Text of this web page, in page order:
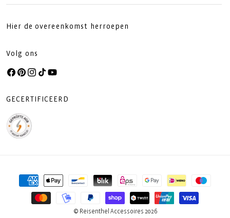
Hier de overeenkomst herroepen
Volg ons
Facebook
Pinterest
Instagram
TikTokYouTube
GECERTIFICEERD
Betaalmethoden
© Reisenthel Accessoires 2026